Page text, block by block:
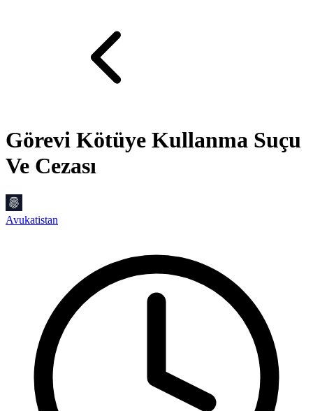
Görevi Kötüye Kullanma Suçu
Ve Cezası
Avukatistan